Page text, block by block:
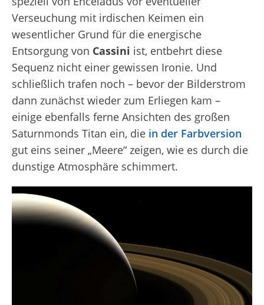
Verseuchung mit irdischen Keimen ein
wesentlicher Grund für die energische
Entsorgung von Cassini ist, entbehrt diese
Sequenz nicht einer gewissen Ironie. Und
schließlich trafen noch – bevor der Bilderstrom
dann zunächst wieder zum Erliegen kam –
einige ebenfalls ferne Ansichten des großen
Saturnmonds Titan ein, die in der Farbversion
gut eins seiner „Meere“ zeigen, wie es durch die
dunstige Atmosphäre schimmert.